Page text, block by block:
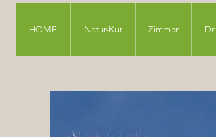
HOME Natur-Kur Zimmer